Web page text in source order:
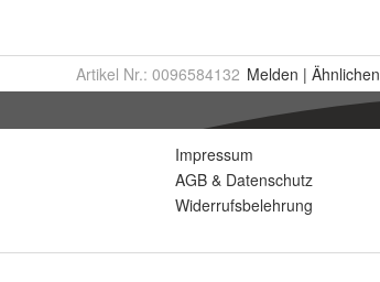
Artikel Nr.: 0096584132 Melden | Ähnlichen
Impressum
AGB & Datenschutz
Widerrufsbelehrung